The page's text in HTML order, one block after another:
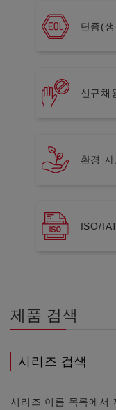
단종(
신규채
환경
ISO/
제품 검색
시리즈 검색
시리즈 이름 목록에서